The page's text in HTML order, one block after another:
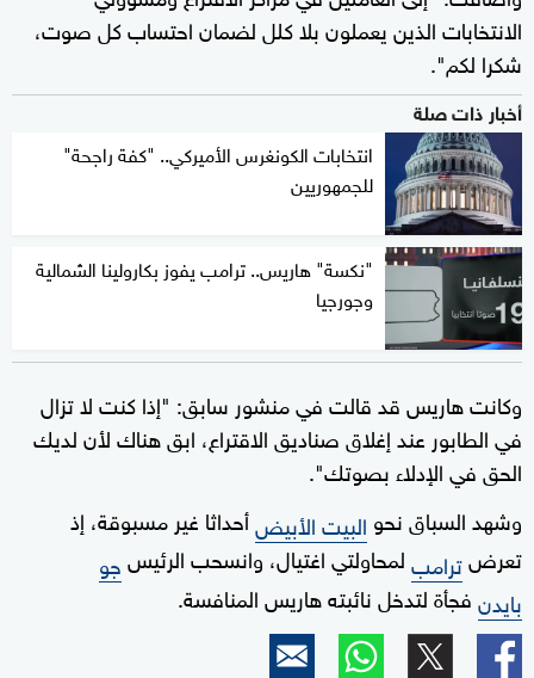
الانتخابات الذين يعملون بلا كلل لضمان احتساب كل صوت،
شكرا لكم".
أخبار ذات صلة
انتخابات الكونغرس الأميركي.. "كفة راجحة"
للجمهوريين
"نكسة" هاريس.. ترامب يفوز بكارولينا الشمالية
وجورجيا
وكانت هاريس قد قالت في منشور سابق: "إذا كنت لا تزال
في الطابور عند إغلاق صناديق الاقتراع، ابق هناك لأن لديك
الحق في الإدلاء بصوتك".
وشهد السباق نحو البيت الأبيضأحداثا غير مسبوقة، إذ
تعرضترامبلمحاولتي اغتيال، وانسحب الرئيسجو
بايدنفجأة لتدخل نائبته هاريس المنافسة.